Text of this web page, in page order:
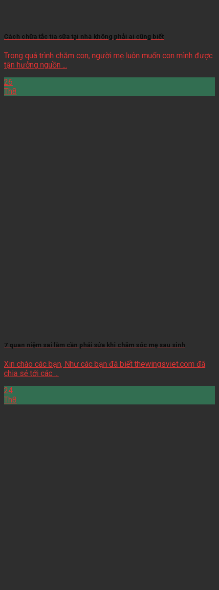
Cách chữa tắc tia sữa tại nhà không phải ai cũng biết
Trong quá trình chăm con, người mẹ luôn muốn con mình được
tận hưởng nguồn ...
26
Th8
7 quan niệm sai lầm cần phải sửa khi chăm sóc mẹ sau sinh
Xin chào các bạn, Như các bạn đã biết thewingsviet.com đã
chia sẻ tới các ...
24
Th8